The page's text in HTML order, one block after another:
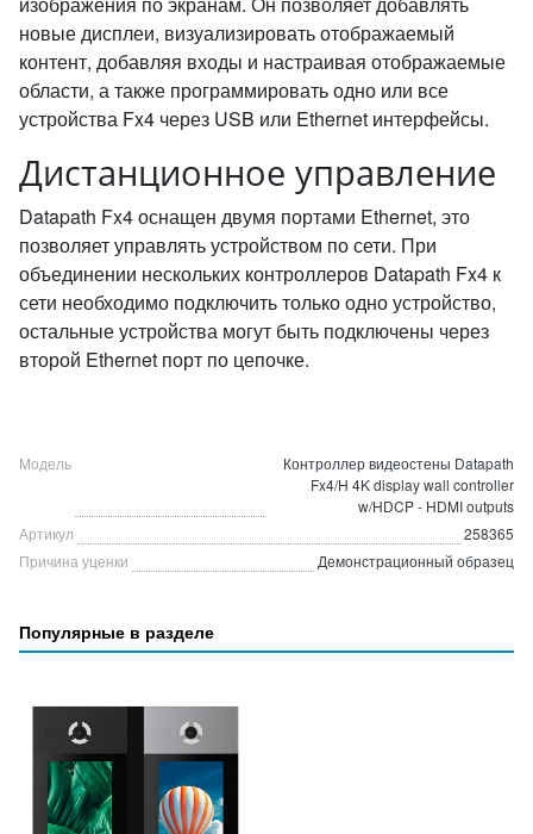
новые дисплеи, визуализировать отображаемый
контент, добавляя входы и настраивая отображаемые
области, а также программировать одно или все
устройства Fx4 через USB или Ethernet интерфейсы.
Дистанционное управление
Datapath Fx4 оснащен двумя портами Ethernet, это
позволяет управлять устройством по сети. При
объединении нескольких контроллеров Datapath Fx4 к
сети необходимо подключить только одно устройство,
остальные устройства могут быть подключены через
второй Ethernet порт по цепочке.
Модель
Контроллер видеостены Datapath
Fx4/H 4K display wall controller
w/HDCP - HDMI outputs
Артикул
258365
Причина уценки
Демонстрационный образец
Популярные в разделе